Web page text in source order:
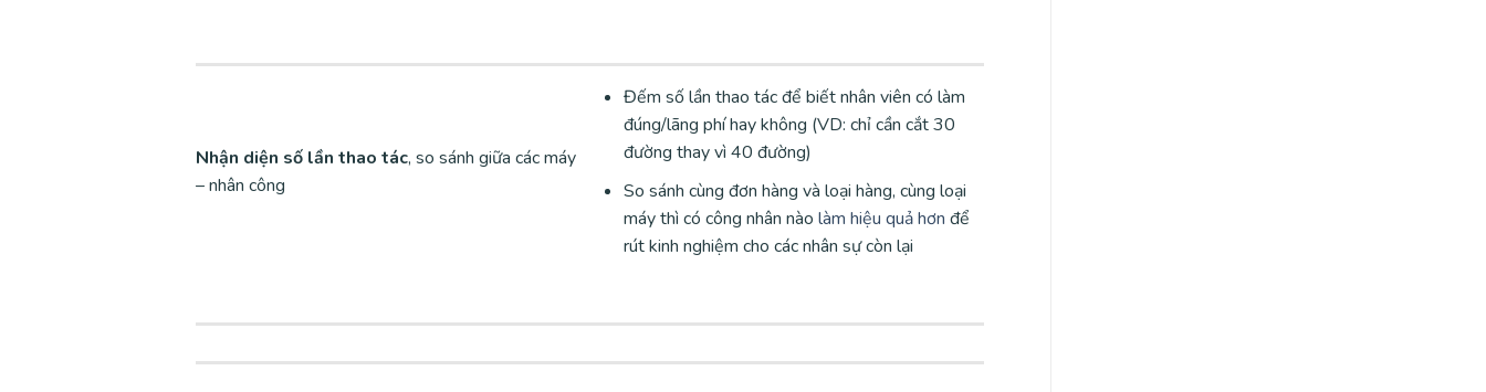
Nhận diện số lần thao tác, so sánh giữa các máy
– nhân công
Đếm số lần thao tác để biết nhân viên có làm
đúng/lãng phí hay không (VD: chỉ cần cắt 30
đường thay vì 40 đường)
So sánh cùng đơn hàng và loại hàng, cùng loại
máy thì có công nhân nào làm hiệu quả hơn để
rút kinh nghiệm cho các nhân sự còn lại